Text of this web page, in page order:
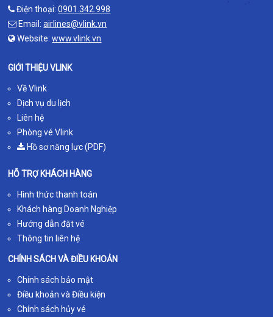
Điện thoại:0901.342.998
Email:airlines@vlink.vn
Website:www.vlink.vn
GIỚI THIỆU VLINK
Về Vlink
Dịch vụ du lịch
Liên hệ
Phòng vé Vlink
Hồ sơ năng lực (PDF)
HỖ TRỢ KHÁCH HÀNG
Hình thức thanh toán
Khách hàng Doanh Nghiệp
Hướng dẫn đặt vé
Thông tin liên hệ
CHÍNH SÁCH VÀ ĐIỀU KHOẢN
Chính sách bảo mật
Điều khoản và Điều kiện
Chính sách hủy vé